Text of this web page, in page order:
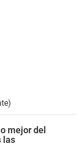
mejor del
las